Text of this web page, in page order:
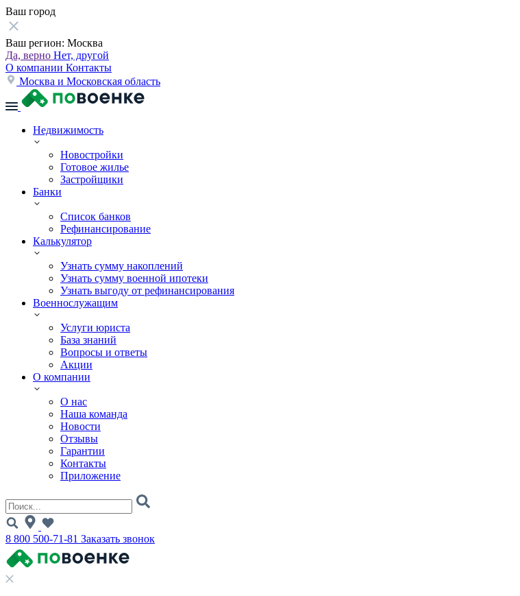
Ваш город
Ваш регион: Москва
Да, верно Нет, другой
О компании Контакты
Москва и Московская область
Недвижимость
Новостройки
Готовое жилье
Застройщики
Банки
Список банков
Рефинансирование
Калькулятор
Узнать сумму накоплений
Узнать сумму военной ипотеки
Узнать выгоду от рефинансирования
Военнослужащим
Услуги юриста
База знаний
Вопросы и ответы
Акции
О компании
О нас
Наша команда
Новости
Отзывы
Гарантии
Контакты
Приложение
8 800 500-71-81 Заказать звонок